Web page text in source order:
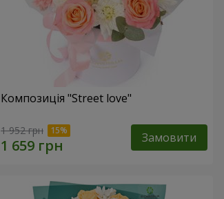
Композиція "Street love"
1 952 грн Замовити